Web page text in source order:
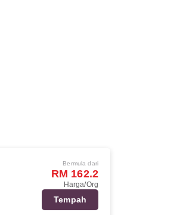
Bermula dari
RM 162.2
Harga/Org
Tempah